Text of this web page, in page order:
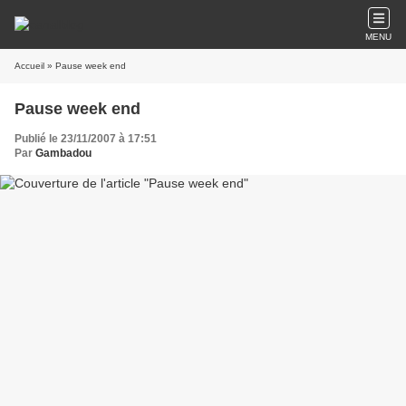
MENU
Accueil » Pause week end
Pause week end
Publié le 23/11/2007 à 17:51
Par Gambadou